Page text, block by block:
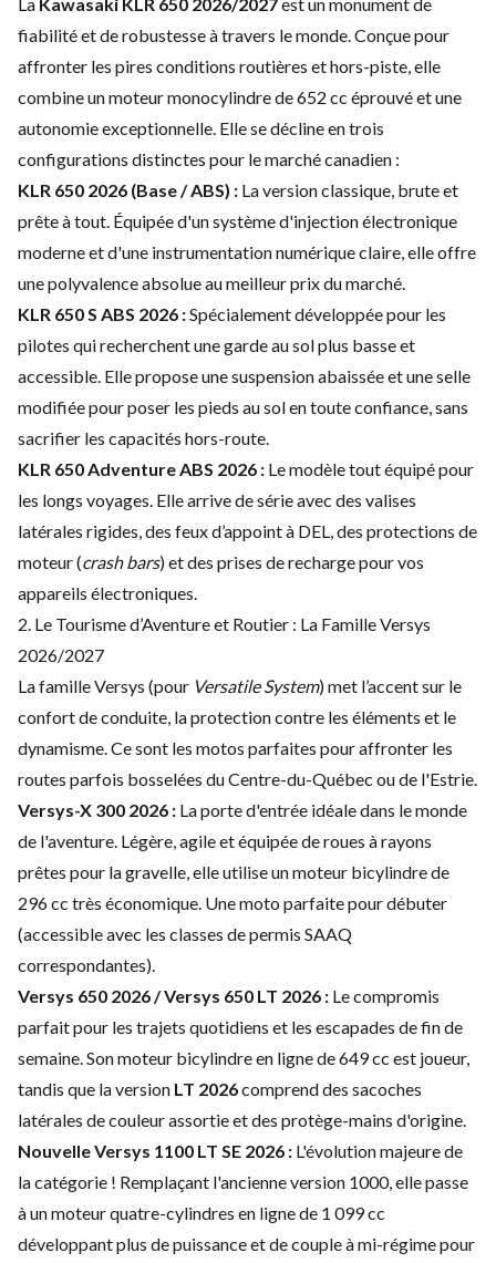
fiabilité et de robustesse à travers le monde. Conçue pour
affronter les pires conditions routières et hors-piste, elle
combine un moteur monocylindre de 652 cc éprouvé et une
autonomie exceptionnelle. Elle se décline en trois
configurations distinctes pour le marché canadien :
KLR 650 2026 (Base / ABS) : La version classique, brute et
prête à tout. Équipée d'un système d'injection électronique
moderne et d'une instrumentation numérique claire, elle offre
une polyvalence absolue au meilleur prix du marché.
KLR 650 S ABS 2026 :Spécialement développée pour les
pilotes qui recherchent une garde au sol plus basse et
accessible. Elle propose une suspension abaissée et une selle
modifiée pour poser les pieds au sol en toute confiance, sans
sacrifier les capacités hors-route.
KLR 650 Adventure ABS 2026 : Le modèle tout équipé pour
les longs voyages. Elle arrive de série avec des valises
latérales rigides, des feux d’appoint à DEL, des protections de
moteur (crash bars) et des prises de recharge pour vos
appareils électroniques.
2. Le Tourisme d’Aventure et Routier : La Famille Versys
2026/2027
La famille Versys (pour Versatile System) met l’accent sur le
confort de conduite, la protection contre les éléments et le
dynamisme. Ce sont les motos parfaites pour affronter les
routes parfois bosselées du Centre-du-Québec ou de l'Estrie.
Versys-X 300 2026 : La porte d'entrée idéale dans le monde
de l'aventure. Légère, agile et équipée de roues à rayons
prêtes pour la gravelle, elle utilise un moteur bicylindre de
296 cc très économique. Une moto parfaite pour débuter
(accessible avec les classes de permis SAAQ
correspondantes).
Versys 650 2026 / Versys 650 LT 2026 : Le compromis
parfait pour les trajets quotidiens et les escapades de fin de
semaine. Son moteur bicylindre en ligne de 649 cc est joueur,
tandis que la version LT 2026comprend des sacoches
latérales de couleur assortie et des protège-mains d'origine.
Nouvelle Versys 1100 LT SE 2026 : L'évolution majeure de
la catégorie ! Remplaçant l'ancienne version 1000, elle passe
à un moteur quatre-cylindres en ligne de 1 099 cc
développant plus de puissance et de couple à mi-régime pour